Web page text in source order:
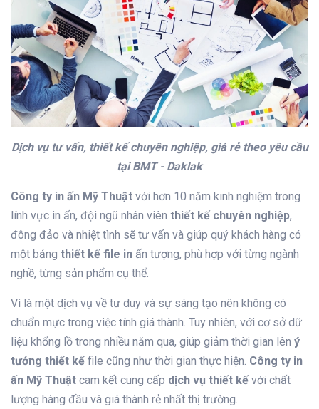
Dịch vụ tư vấn, thiết kế chuyên nghiệp, giá rẻ theo yêu cầu
tại BMT - Daklak
Công ty in ấn Mỹ Thuật với hơn 10 năm kinh nghiệm trong
lính vực in ấn, đội ngũ nhân viên thiết kế chuyên nghiệp,
đông đảo và nhiệt tình sẽ tư vấn và giúp quý khách hàng có
một bảng thiết kế file in ấn tượng, phù hợp với từng ngành
nghề, từng sản phẩm cụ thể.
Vì là một dịch vụ về tư duy và sự sáng tạo nên không có
chuẩn mực trong việc tính giá thành. Tuy nhiên, với cơ sở dữ
liệu khổng lồ trong nhiều năm qua, giúp giảm thời gian lên ý
tưởng thiết kế file cũng như thời gian thực hiện. Công ty in
ấn Mỹ Thuật cam kết cung cấp dịch vụ thiết kế với chất
lượng hàng đầu và giá thành rẻ nhất thị trường.